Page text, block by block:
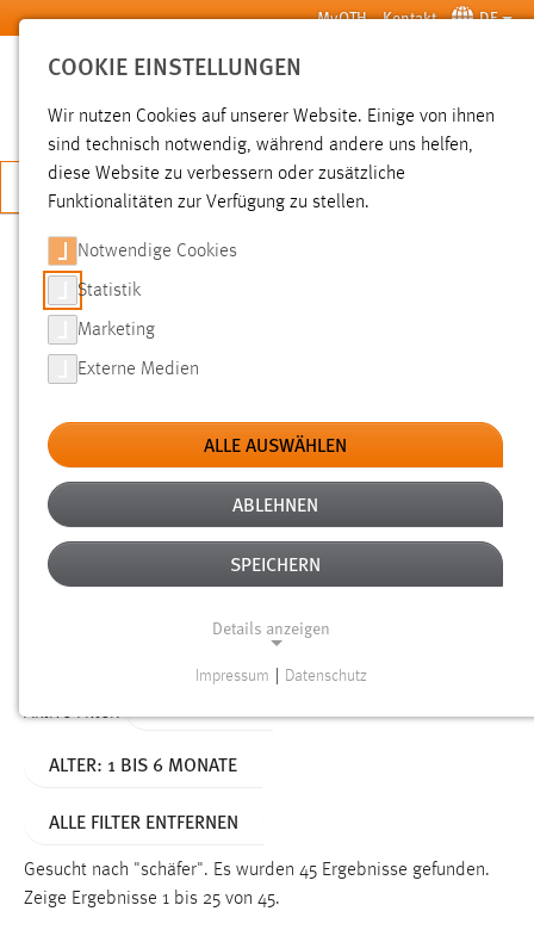
Zum Hauptinhalt springen MyOTH Kontakt DE
SUCHE
JETZT BEWERBEN
SUCHE
FILTER
Typ
Erstellungsdatum
Alter
Aktive Filter:
ALTER: 1 BIS 6 MONATE
ALLE FILTER ENTFERNEN
Gesucht nach "schäfer". Es wurden 45 Ergebnisse gefunden.
Zeige Ergebnisse 1 bis 25 von 45.
COOKIE EINSTELLUNGEN
Wir nutzen Cookies auf unserer Website. Einige von ihnen
sind technisch notwendig, während andere uns helfen,
diese Website zu verbessern oder zusätzliche
Funktionalitäten zur Verfügung zu stellen.
Notwendige Cookies
Statistik
Marketing
Externe Medien
ALLE AUSWÄHLEN
ABLEHNEN
SPEICHERN
Details anzeigen
Funktionen und sind für die einwandfreie Funktion der
Name:
Impressum Datenschutz